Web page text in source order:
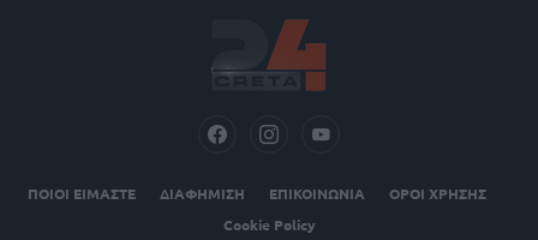
ΠΟΙΟΙ ΕΙΜΑΣΤΕ ΔΙΑΦΗΜΙΣΗ ΕΠΙΚΟΙΝΩΝΙΑ
ΟΡΟΙ ΧΡΗΣΗΣ
Cookie Policy